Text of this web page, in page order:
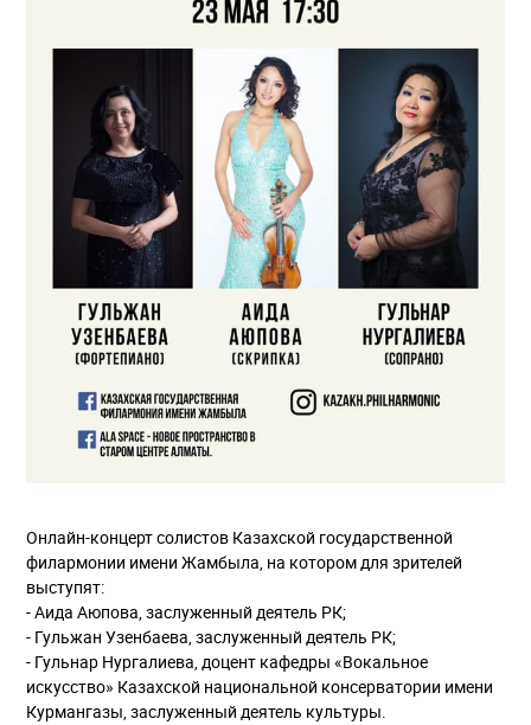
Онлайн-концерт солистов Казахской государственной
филармонии имени Жамбыла, на котором для зрителей
выступят:
- Аида Аюпова, заслуженный деятель РК;
- Гульжан Узенбаева, заслуженный деятель РК;
- Гульнар Нургалиева, доцент кафедры «Вокальное
искусство» Казахской национальной консерватории имени
Курмангазы, заслуженный деятель культуры.